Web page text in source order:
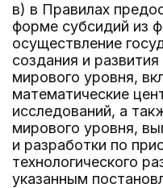
в) в Правилах
форме субсидий из
осуществление
создания и
мирового уровня,
математические
исследований, а
мирового уровня,
и разработки по
технологического
указанным